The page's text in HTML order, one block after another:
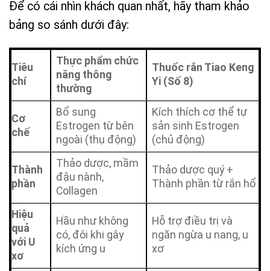
Để có cái nhìn khách quan nhất, hãy tham khảo
bảng so sánh dưới đây:
Tiêu
chí
Thực phẩm chức
năng thông
thường
Thuốc rắn Tiao Keng
Yi (Số 8)
Cơ
chế
Bổ sung
Estrogen từ bên
ngoài (thụ động)
Kích thích cơ thể tự
sản sinh Estrogen
(chủ động)
Thành
phần
Thảo dược, mầm
đậu nành,
Collagen
Thảo dược quý +
Thành phần từ rắn hổ
Hiệu
quả
với U
xơ
Hầu như không
có, đôi khi gây
kích ứng u
Hỗ trợ điều trị và
ngăn ngừa u nang, u
xơ